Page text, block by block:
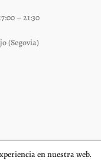
– 21:30
(Segovia)
en nuestra web.